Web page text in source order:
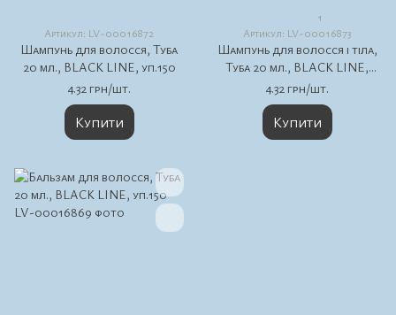
Артикул: LV-00016872
Шампунь для волосся, Туба
20 мл., BLACK LINE, уп.150
4.32 грн/шт.
Купити
1
Артикул: LV-00016873
Шампунь для волосся і тіла,
Туба 20 мл., BLACK LINE,
уп.150
4.32 грн/шт.
Купити